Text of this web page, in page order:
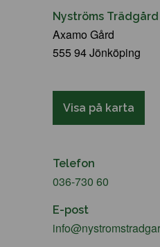
Nyströms Trädgård
Axamo Gård
555 94 Jönköping
Visa på karta
Telefon
036-730 60
E-post